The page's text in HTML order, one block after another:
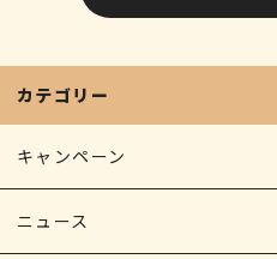
カテゴリー
キャンペーン
ニュース